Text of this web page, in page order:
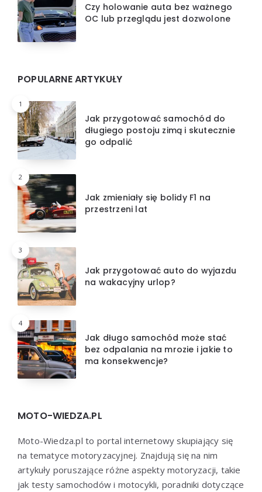
Czy holowanie auta bez ważnego
OC lub przeglądu jest dozwolone
POPULARNE ARTYKUŁY
1
Jak przygotować samochód do
długiego postoju zimą i skutecznie
go odpalić
2
Jak zmieniały się bolidy F1 na
przestrzeni lat
3
Jak przygotować auto do wyjazdu
na wakacyjny urlop?
4
Jak długo samochód może stać
bez odpalania na mrozie i jakie to
ma konsekwencje?
MOTO-WIEDZA.PL
Moto-Wiedza.pl to portal internetowy skupiający się
na tematyce motoryzacyjnej. Znajdują się na nim
artykuły poruszające różne aspekty motoryzacji, takie
jak testy samochodów i motocykli, poradniki dotyczące